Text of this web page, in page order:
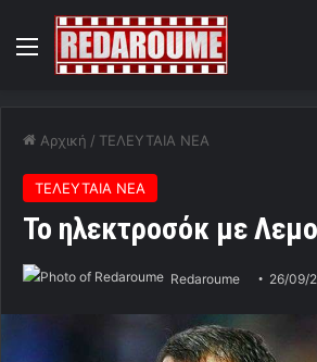
Menu
Αρχική / ΤΕΛΕΥΤΑΙΑ ΝΕΑ
ΤΕΛΕΥΤΑΙΑ ΝΕΑ
Το ηλεκτροσόκ με
Redaroume 26/09/